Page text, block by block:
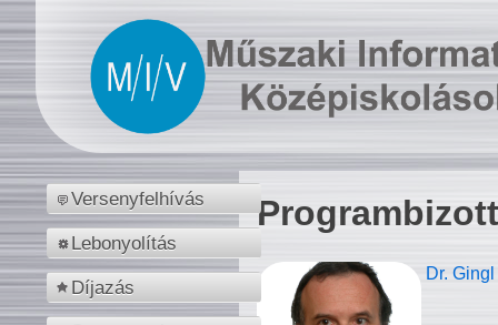
Versenyfelhívás
Lebonyolítás
Díjazás
Dr.